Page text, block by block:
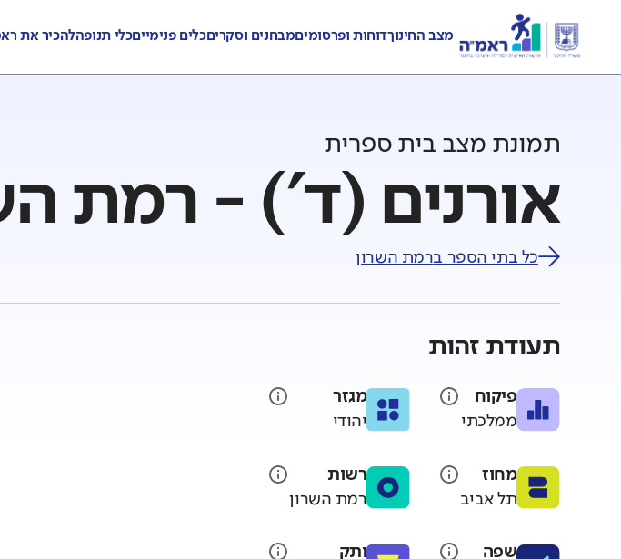
מצב החינוךדוחות ופרסומיםמבחנים וסקריםכלים פנימייםכלי תנופהלהכיר את
תמונת מצב בית ספרית
אורנים (ד') - רמת
כל בתי הספר ברמת השרון
תעודת זהות
פיקוח
ממלכתי
מגזר
יהודי
מחוז
תל אביב
רשות
רמת השרון
שפה
ותק